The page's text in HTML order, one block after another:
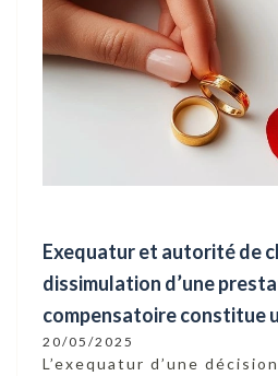
Exequatur et autorité de
dissimulation d’une
compensatoire constitue
20/05/2025
L’exequatur d’une